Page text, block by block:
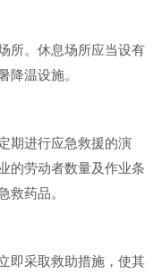
所。休息场所应当设有
降温设施。
期进行应急救援的演
的劳动者数量及作业条
救药品。
即采取救助措施，使其